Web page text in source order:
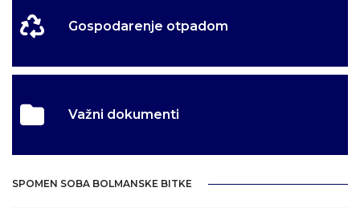
Gospodarenje otpadom
Važni dokumenti
SPOMEN SOBA BOLMANSKE BITKE